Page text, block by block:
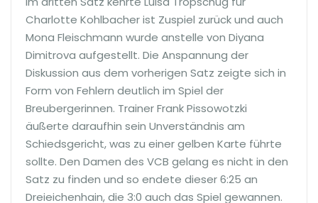
Charlotte Kohlbacher ist Zuspiel zurück und auch
Mona Fleischmann wurde anstelle von Diyana
Dimitrova aufgestellt. Die Anspannung der
Diskussion aus dem vorherigen Satz zeigte sich in
Form von Fehlern deutlich im Spiel der
Breubergerinnen. Trainer Frank Pissowotzki
äußerte daraufhin sein Unverständnis am
Schiedsgericht, was zu einer gelben Karte führte
sollte. Den Damen des VCB gelang es nicht in den
Satz zu finden und so endete dieser 6:25 an
Dreieichenhain, die 3:0 auch das Spiel gewannen.